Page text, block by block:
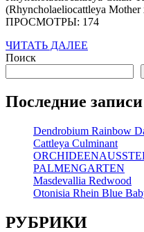
(Rhyncholaeliocattleya
ПРОСМОТРЫ: 174
ЧИТАТЬ ДАЛЕЕ
Поиск
Последние записи
Dendrobium Rainbow
Cattleya Culminant
PALMENGARTEN
Masdevallia Redwood
Otonisia Rhein Blue
РУБРИКИ